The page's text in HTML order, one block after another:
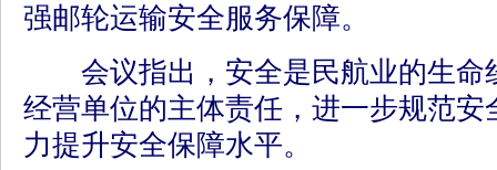
强邮轮运输安全服务保障。
会议指出，安全是民航业的生命
经营单位的主体责任，进一步规范安
力提升安全保障水平。